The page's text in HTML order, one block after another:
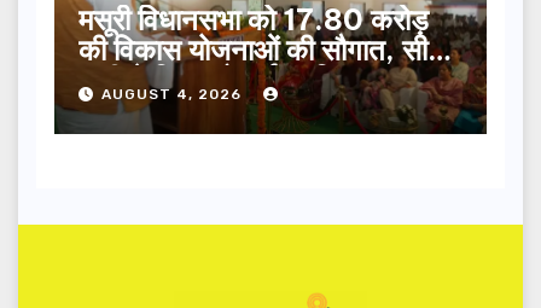
मसूरी विधानसभा को 17.80 करोड़
की विकास योजनाओं की सौगात, सीएम
धामी ने किया लोकार्पण-शिलान्यास.
AUGUST 4, 2026